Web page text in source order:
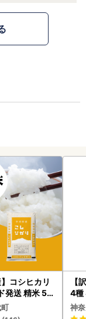
】コシヒカリ
発送 精米 5k
城県 八千代
【
4種
神